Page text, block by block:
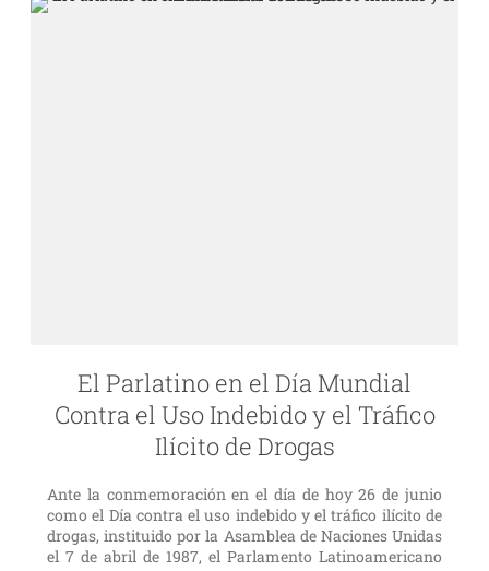
El Parlatino en el Día Mundial
Contra el Uso Indebido y el Tráfico
Ilícito de Drogas
Ante la conmemoración en el día de hoy 26 de junio
como el Día contra el uso indebido y el tráfico ilícito de
drogas, instituido por la Asamblea de Naciones Unidas
el 7 de abril de 1987, el Parlamento Latinoamericano